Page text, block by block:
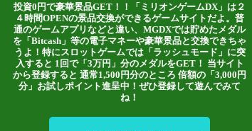
投資0円で豪華景品GET！！「ミリオンゲームDX」は２
４時間OPENの景品交換ができるゲームサイトだよ。普
通のゲームアプリなどと違い、MGDXでは貯めたメダル
を「Bitcash」等の電子マネーや豪華景品と交換できちゃ
うよ！特にスロットゲームでは「ラッシュモード」に突
入すると 1回で「3万円」分のメダルをGET！ 当サイト
から登録すると 通常1,500円分のところ 倍額の「3,000円
分」お試しポイント進呈中！ぜひ登録して遊んでみて
ね！